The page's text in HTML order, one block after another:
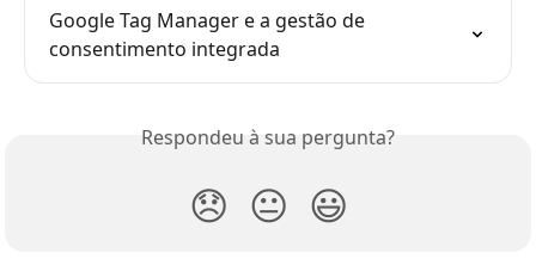
Google Tag Manager e a gestão de
consentimento integrada
Respondeu à sua pergunta?
😞 😐 😃